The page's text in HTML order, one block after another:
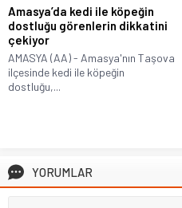
Amasya’da kedi ile köpeğin
dostluğu görenlerin dikkatini
çekiyor
AMASYA (AA) - Amasya'nın Taşova
ilçesinde kedi ile köpeğin
dostluğu,...
YORUMLAR